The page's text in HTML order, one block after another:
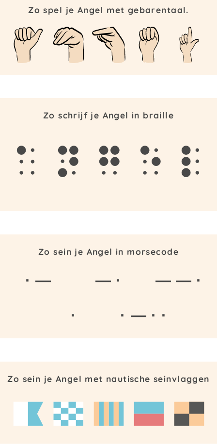
Zo spel je Angel met gebarentaal.
Zo schrijf je Angel in braille
a n g e l
Zo sein je Angel in morsecode
· — — ·
— — ·
·
· — · ·
Zo sein je Angel met nautische seinvlaggen